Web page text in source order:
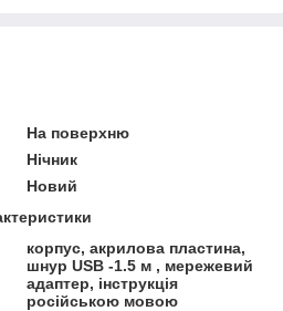
На поверхню
Нічник
Новий
корпус, акрилова пластина,
шнур USB -1.5 м , мережевий
адаптер, інструкція
російською мовою